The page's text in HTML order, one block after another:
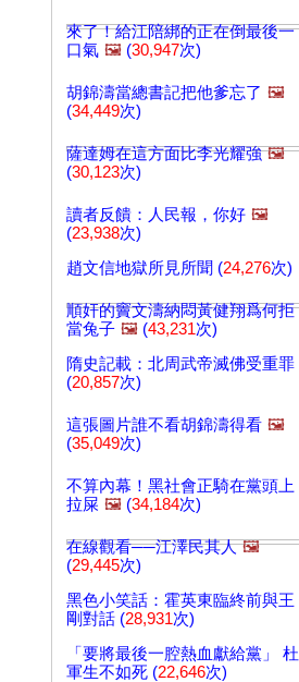
來了！給江陪綁的正在倒最後一
口氣 🖼️ (30,947次)
胡錦濤當總書記把他爹忘了 🖼️
(34,449次)
薩達姆在這方面比李光耀強 🖼️
(30,123次)
讀者反饋：人民報，你好 🖼️
(23,938次)
趙文信地獄所見所聞 (24,276次)
順奸的竇文濤納悶黃健翔爲何拒
當兔子 🖼️ (43,231次)
隋史記載：北周武帝滅佛受重罪
(20,857次)
這張圖片誰不看胡錦濤得看 🖼️
(35,049次)
不算內幕！黑社會正騎在黨頭上
拉屎 🖼️ (34,184次)
在線觀看──江澤民其人 🖼️
(29,445次)
黑色小笑話：霍英東臨終前與王
剛對話 (28,931次)
「要將最後一腔熱血獻給黨」 杜
軍生不如死 (22,646次)